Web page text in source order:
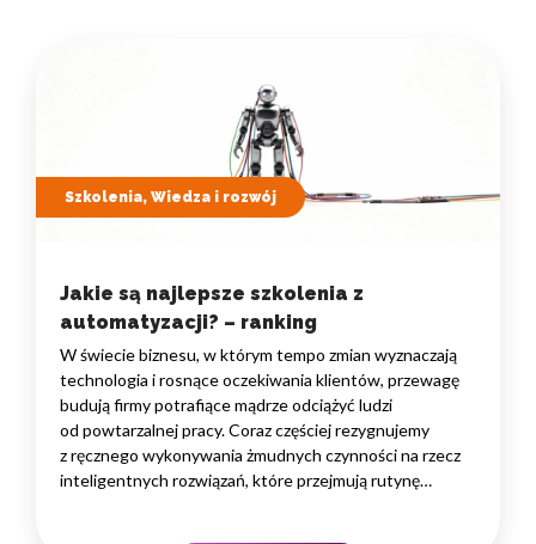
Szkolenia, Wiedza i rozwój
Jakie są najlepsze szkolenia z
automatyzacji? – ranking
W świecie biznesu, w którym tempo zmian wyznaczają
technologia i rosnące oczekiwania klientów, przewagę
budują firmy potrafiące mądrze odciążyć ludzi
od powtarzalnej pracy. Coraz częściej rezygnujemy
z ręcznego wykonywania żmudnych czynności na rzecz
inteligentnych rozwiązań, które przejmują rutynę